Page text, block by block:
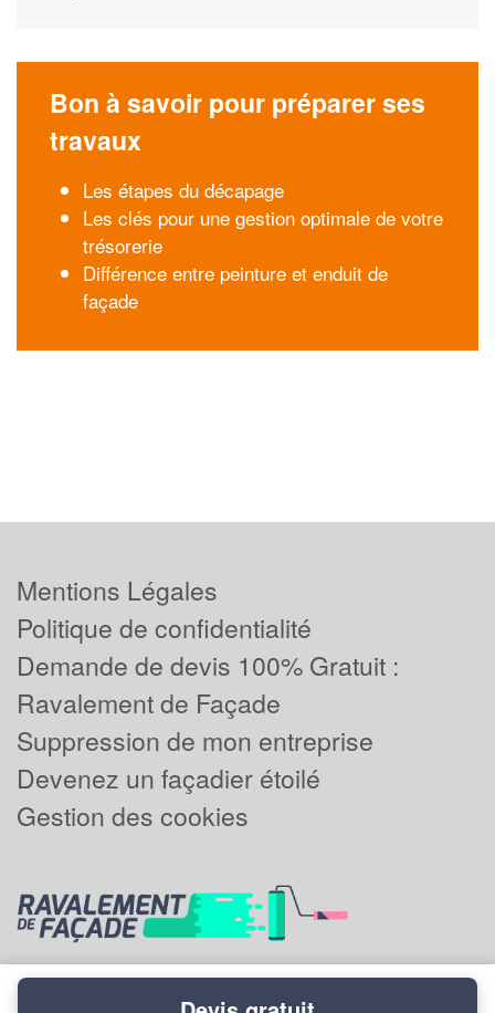
Bon à savoir pour préparer ses
travaux
Les étapes du décapage
Les clés pour une gestion optimale de votre
trésorerie
Différence entre peinture et enduit de
façade
Mentions Légales
Politique de confidentialité
Demande de devis 100% Gratuit :
Ravalement de Façade
Suppression de mon entreprise
Devenez un façadier étoilé
Gestion des cookies